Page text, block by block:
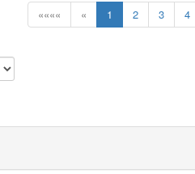
«««« « 1 2 3 4